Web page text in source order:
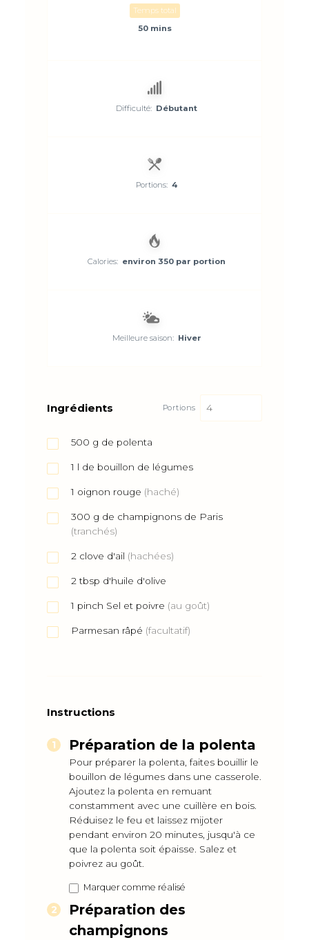
Temps total
50 mins
Difficulté: Débutant
Portions: 4
Calories: environ 350 par portion
Meilleure saison: Hiver
Ingrédients Portions
500 g de polenta
1 l de bouillon de légumes
1 oignon rouge (haché)
300 g de champignons de Paris
(tranchés)
2 clove d'ail (hachées)
2 tbsp d'huile d'olive
1 pinch Sel et poivre (au goût)
Parmesan râpé (facultatif)
Instructions
Préparation de la polenta
Pour préparer la polenta, faites bouillir le
bouillon de légumes dans une casserole.
Ajoutez la polenta en remuant
constamment avec une cuillère en bois.
Réduisez le feu et laissez mijoter
pendant environ 20 minutes, jusqu'à ce
que la polenta soit épaisse. Salez et
poivrez au goût.
Marquer comme réalisé
Préparation des
champignons